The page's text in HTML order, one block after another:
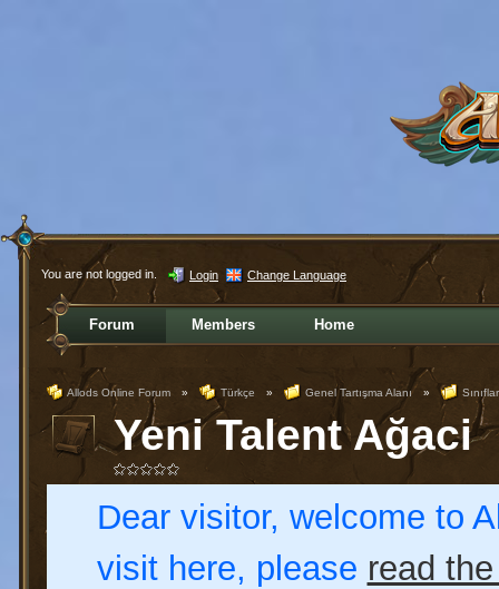
You are not logged in. Login Change Language
Forum Members Home
Allods Online Forum » Türkçe » Genel Tartışma Alanı » Sınıflar
Yeni Talent Ağaci
Dear visitor, welcome to
visit here, please read